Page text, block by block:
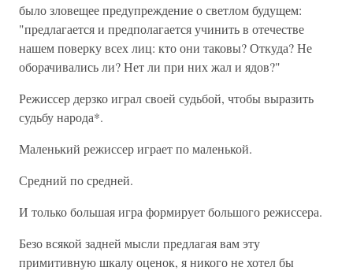
было зловещее предупреждение о светлом будущем:
"предлагается и предполагается учинить в отечестве
нашем поверку всех лиц: кто они таковы? Откуда? Не
оборачивались ли? Нет ли при них жал и ядов?"
Режиссер дерзко играл своей судьбой, чтобы выразить
судьбу народа*.
Маленький режиссер играет по маленькой.
Средний по средней.
И только большая игра формирует большого режиссера.
Безо всякой задней мысли предлагая вам эту
примитивную шкалу оценок, я никого не хотел бы